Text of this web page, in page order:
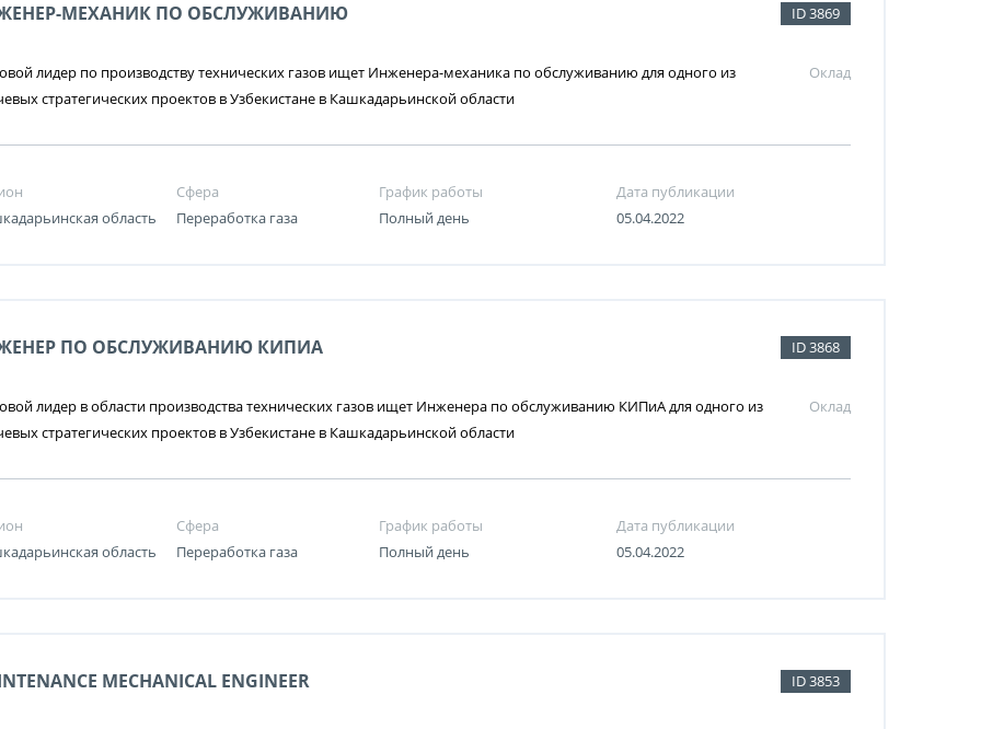
МЕХАНИК ПО ОБСЛУЖИВАНИЮ ID 3869
лидер по производству технических газов ищет Инженера-механика по обслуживанию для одного из
стратегических проектов в Узбекистане в Кашкадарьинской области
Оклад
Сфера График работы
Дата публикации
область
Переработка газа Полный день 05.04.2022
ПО ОБСЛУЖИВАНИЮ КИПИА ID 3868
лидер в области производства технических газов ищет Инженера по обслуживанию КИПиА для одного из
стратегических проектов в Узбекистане в Кашкадарьинской области
Оклад
Сфера График работы
Дата публикации
область
Переработка газа Полный день 05.04.2022
MECHANICAL ENGINEER ID 3853